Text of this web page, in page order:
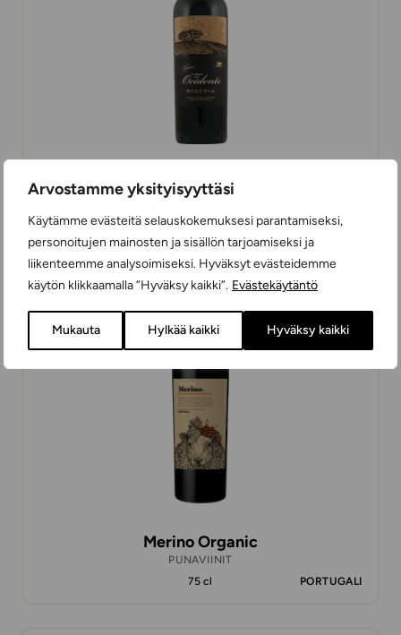
Arvostamme yksityisyyttäsi
Käytämme evästeitä selauskokemuksesi parantamiseksi,
personoitujen mainosten ja sisällön tarjoamiseksi ja
liikenteemme analysoimiseksi. Hyväksyt evästeidemme
käytön klikkaamalla ”Hyväksy kaikki”. Evästekäytäntö
Mukauta Hylkää kaikki Hyväksy kaikki
Gran Vinhas do Ocidente Reserva
PUNAVIINIT
75 cl
PORTUGALI
Merino Organic
PUNAVIINIT
75 cl
PORTUGALI